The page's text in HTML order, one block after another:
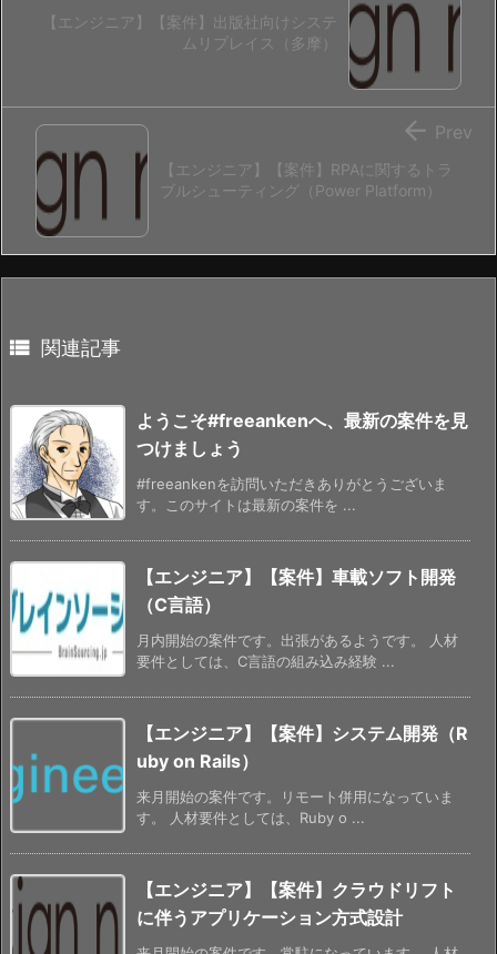
【エンジニア】【案件】出版社向けシステ
ムリプレイス（多摩）
【エンジニア】【案件】RPAに関するトラ
ブルシューティング（Power Platform）
 Prev
 関連記事
ようこそ#freeankenへ、最新の案件を見
つけましょう
#freeankenを訪問いただきありがとうございま
す。このサイトは最新の案件を ...
【エンジニア】【案件】車載ソフト開発
（C言語）
月内開始の案件です。出張があるようです。 人材
要件としては、C言語の組み込み経験 ...
【エンジニア】【案件】システム開発（R
uby on Rails）
来月開始の案件です。リモート併用になっていま
す。 人材要件としては、Ruby o ...
【エンジニア】【案件】クラウドリフト
に伴うアプリケーション方式設計